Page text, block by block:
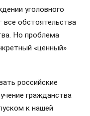
уголовного
все обстоятельства
Но проблема
«ценный»
российские
гражданства
к нашей